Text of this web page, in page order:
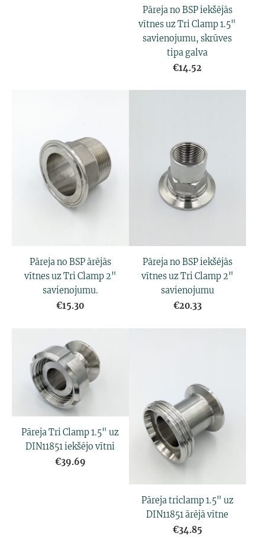
Pāreja no BSP iekšējās
vītnes uz Tri Clamp 1.5"
savienojumu, skrūves
tipa galva
€14.52
Pāreja no BSP ārējās
vītnes uz Tri Clamp 2"
savienojumu.
€15.30
Pāreja no BSP iekšējās
vītnes uz Tri Clamp 2"
savienojumu
€20.33
Pāreja Tri Clamp 1.5" uz
DIN11851 iekšējo vītni
€39.69
Pāreja triclamp 1.5" uz
DIN11851 ārējā vītne
€34.85